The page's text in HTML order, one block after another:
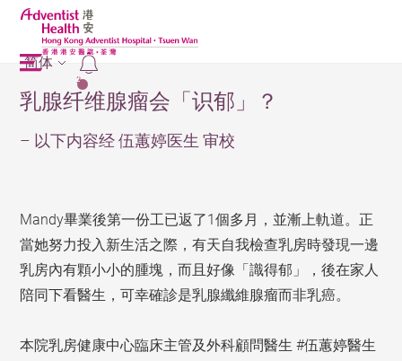
2
简体
乳腺纤维腺瘤会「识郁」？
– 以下内容经 伍蕙婷医生 审校
Mandy畢業後第一份工已返了1個多月，並漸上軌道。正
當她努力投入新生活之際，有天自我檢查乳房時發現一邊
乳房內有顆小小的腫塊，而且好像「識得郁」，後在家人
陪同下看醫生，可幸確診是乳腺纖維腺瘤而非乳癌。
本院乳房健康中心臨床主管及外科顧問醫生 #伍蕙婷醫生